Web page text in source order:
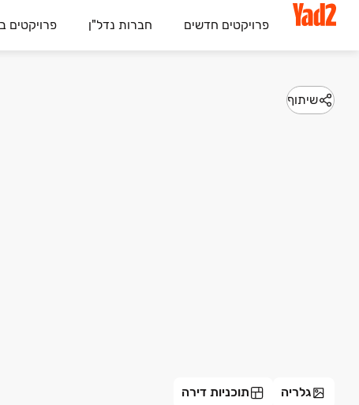
פרויקטים חדשים חברות נדל"ן פרויקטים
שיתוף
גלריה תוכניות דירה